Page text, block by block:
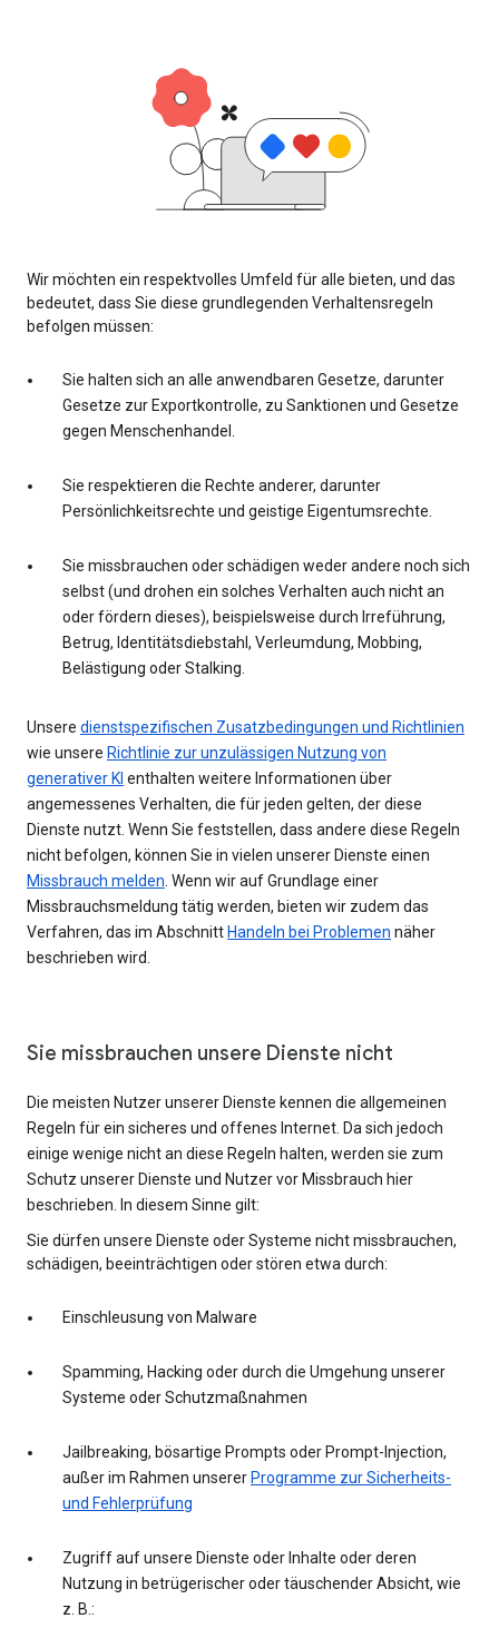
Wir möchten ein respektvolles Umfeld für alle bieten, und das
bedeutet, dass Sie diese grundlegenden Verhaltensregeln
befolgen müssen:
Sie halten sich an alle anwendbaren Gesetze, darunter
Gesetze zur Exportkontrolle, zu Sanktionen und Gesetze
gegen Menschenhandel.
Sie respektieren die Rechte anderer, darunter
Persönlichkeitsrechte und geistige Eigentumsrechte.
Sie missbrauchen oder schädigen weder andere noch sich
selbst (und drohen ein solches Verhalten auch nicht an
oder fördern dieses), beispielsweise durch Irreführung,
Betrug, Identitätsdiebstahl, Verleumdung, Mobbing,
Belästigung oder Stalking.
Unsere dienstspezifischen Zusatzbedingungen und Richtlinien
wie unsere Richtlinie zur unzulässigen Nutzung von
generativer KI enthalten weitere Informationen über
angemessenes Verhalten, die für jeden gelten, der diese
Dienste nutzt. Wenn Sie feststellen, dass andere diese Regeln
nicht befolgen, können Sie in vielen unserer Dienste einen
Missbrauch melden. Wenn wir auf Grundlage einer
Missbrauchsmeldung tätig werden, bieten wir zudem das
Verfahren, das im Abschnitt Handeln bei Problemen näher
beschrieben wird.
Sie missbrauchen unsere Dienste nicht
Die meisten Nutzer unserer Dienste kennen die allgemeinen
Regeln für ein sicheres und offenes Internet. Da sich jedoch
einige wenige nicht an diese Regeln halten, werden sie zum
Schutz unserer Dienste und Nutzer vor Missbrauch hier
beschrieben. In diesem Sinne gilt:
Sie dürfen unsere Dienste oder Systeme nicht missbrauchen,
schädigen, beeinträchtigen oder stören etwa durch:
Einschleusung von Malware
Spamming, Hacking oder durch die Umgehung unserer
Systeme oder Schutzmaßnahmen
Jailbreaking, bösartige Prompts oder Prompt-Injection,
außer im Rahmen unserer Programme zur Sicherheits-
und Fehlerprüfung
Zugriff auf unsere Dienste oder Inhalte oder deren
Nutzung in betrügerischer oder täuschender Absicht, wie
z. B.: